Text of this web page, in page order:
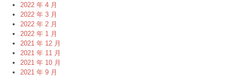
2022 年 4 月
2022 年 3 月
2022 年 2 月
2022 年 1 月
2021 年 12 月
2021 年 11 月
2021 年 10 月
2021 年 9 月